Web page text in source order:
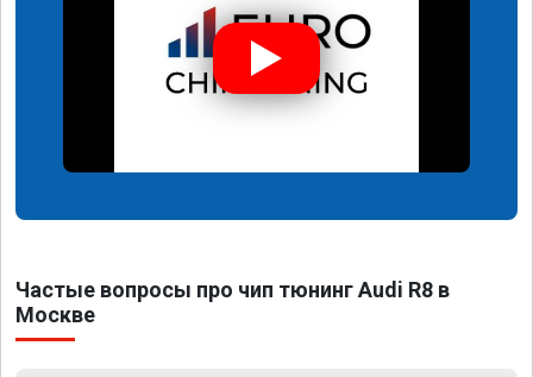
Частые вопросы про чип тюнинг Audi R8 в
Москве